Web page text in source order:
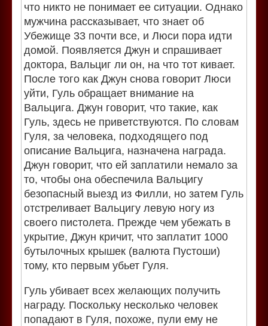
что никто не понимает ее ситуации. Однако
мужчина рассказывает, что знает об
Убежище 33 почти все, и Люси пора идти
домой. Появляется Джун и спрашивает
доктора, Вальциг ли он, на что тот кивает.
После того как Джун снова говорит Люси
уйти, Гуль обращает внимание на
Вальцига. Джун говорит, что такие, как
Гуль, здесь не приветствуются. По словам
Гуля, за человека, подходящего под
описание Вальцига, назначена награда.
Джун говорит, что ей заплатили немало за
то, чтобы она обеспечила Вальцигу
безопасный выезд из Филли, но затем Гуль
отстреливает Вальцигу левую ногу из
своего пистолета. Прежде чем убежать в
укрытие, Джун кричит, что заплатит 1000
бутылочных крышек (валюта Пустоши)
тому, кто первым убьет Гуля.
Гуль убивает всех желающих получить
награду. Поскольку несколько человек
попадают в Гуля, похоже, пули ему не